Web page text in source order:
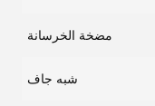
مضخة الخرسانة
شبه جاف